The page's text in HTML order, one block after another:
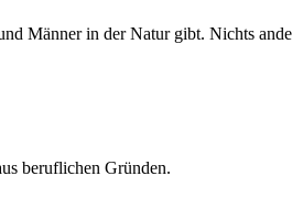
Männer in der Natur gibt. Nichts
beruflichen Gründen.